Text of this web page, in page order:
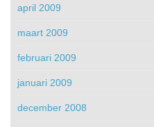
april 2009
maart 2009
februari 2009
januari 2009
december 2008